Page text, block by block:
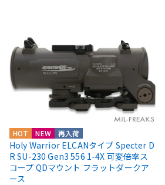
HOT NEW 再入荷
Holy Warrior ELCANタイプ Specter D
R SU-230 Gen3 556 1-4X 可変倍率ス
コープ QDマウント フラットダークア
ース